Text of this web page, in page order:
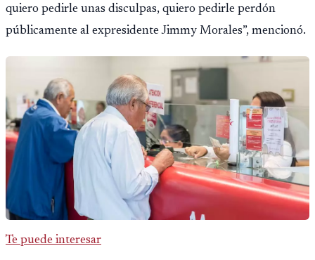
quiero pedirle unas disculpas, quiero pedirle perdón
públicamente al expresidente Jimmy Morales”, mencionó.
Te puede interesar